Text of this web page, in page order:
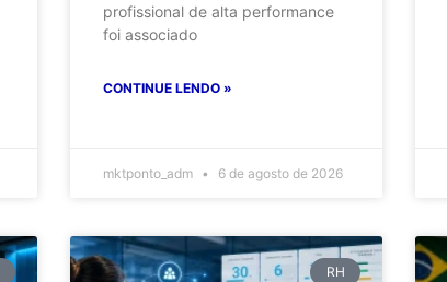
profissional de alta performance
foi associado
CONTINUE LENDO »
mktponto_adm 6 de agosto de 2026
RH